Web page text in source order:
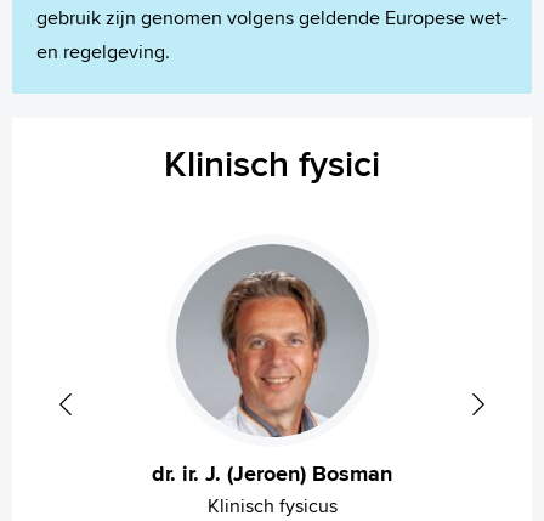
gebruik zijn genomen volgens geldende Europese wet-
en regelgeving.
Klinisch fysici
dr. ir. J. (Jeroen) Bosman
Klinisch fysicus